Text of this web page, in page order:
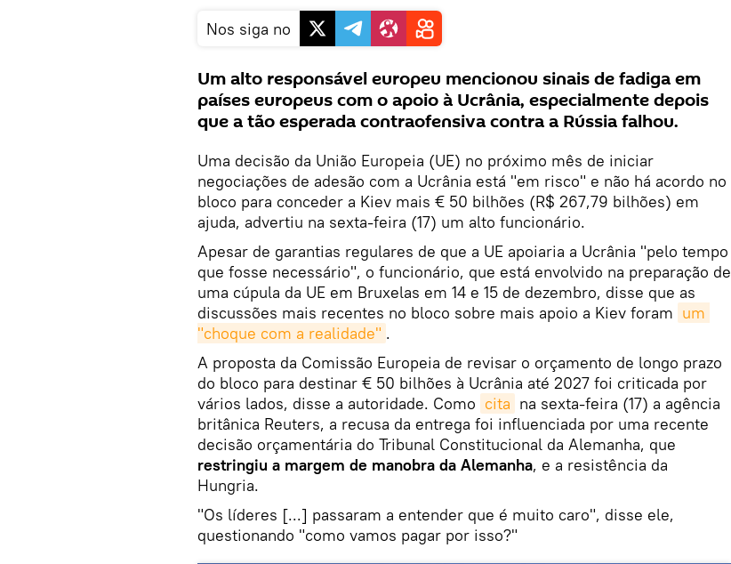
Nos siga no
Um alto responsável europeu mencionou sinais de fadiga em
países europeus com o apoio à Ucrânia, especialmente depois
que a tão esperada contraofensiva contra a Rússia falhou.
Uma decisão da União Europeia (UE) no próximo mês de iniciar
negociações de adesão com a Ucrânia está "em risco" e não há acordo no
bloco para conceder a Kiev mais € 50 bilhões (R$ 267,79 bilhões) em
ajuda, advertiu na sexta-feira (17) um alto funcionário.
Apesar de garantias regulares de que a UE apoiaria a Ucrânia "pelo tempo
que fosse necessário", o funcionário, que está envolvido na preparação de
uma cúpula da UE em Bruxelas em 14 e 15 de dezembro, disse que as
discussões mais recentes no bloco sobre mais apoio a Kiev foram um
"choque com a realidade" .
A proposta da Comissão Europeia de revisar o orçamento de longo prazo
do bloco para destinar € 50 bilhões à Ucrânia até 2027 foi criticada por
vários lados, disse a autoridade. Como cita na sexta-feira (17) a agência
britânica Reuters, a recusa da entrega foi influenciada por uma recente
decisão orçamentária do Tribunal Constitucional da Alemanha, que
restringiu a margem de manobra da Alemanha, e a resistência da
Hungria.
"Os líderes [...] passaram a entender que é muito caro", disse ele,
questionando "como vamos pagar por isso?"